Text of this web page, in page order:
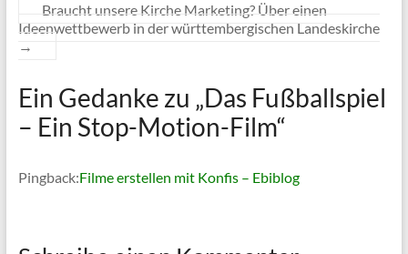
Braucht unsere Kirche Marketing? Über einen
Ideenwettbewerb in der württembergischen Landeskirche
→
Ein Gedanke zu „Das Fußballspiel
– Ein Stop-Motion-Film“
Pingback:Filme erstellen mit Konfis – Ebiblog